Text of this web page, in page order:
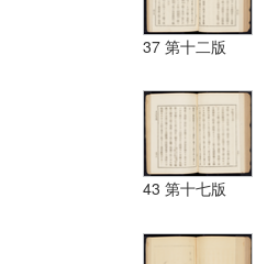
37 第十二版
43 第十七版